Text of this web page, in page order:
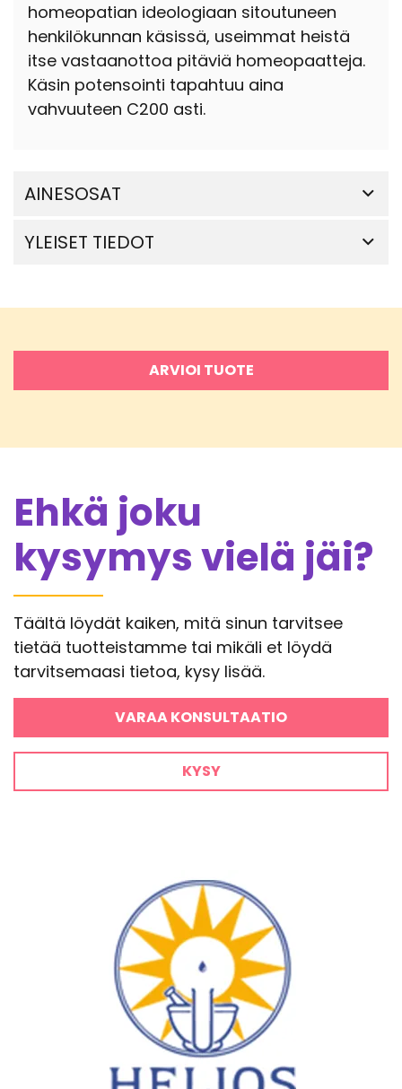
homeopatian ideologiaan sitoutuneen
henkilökunnan käsissä, useimmat heistä
itse vastaanottoa pitäviä homeopaatteja.
Käsin potensointi tapahtuu aina
vahvuuteen C200 asti.
AINESOSAT
YLEISET TIEDOT
ARVIOI TUOTE
Ehkä joku
kysymys vielä jäi?
Täältä löydät kaiken, mitä sinun tarvitsee
tietää tuotteistamme tai mikäli et löydä
tarvitsemaasi tietoa, kysy lisää.
VARAA KONSULTAATIO
KYSY